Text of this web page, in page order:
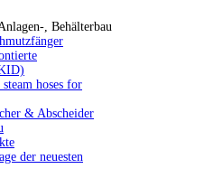
, Behälterbau
steam hoses for
& Abscheider
der neuesten